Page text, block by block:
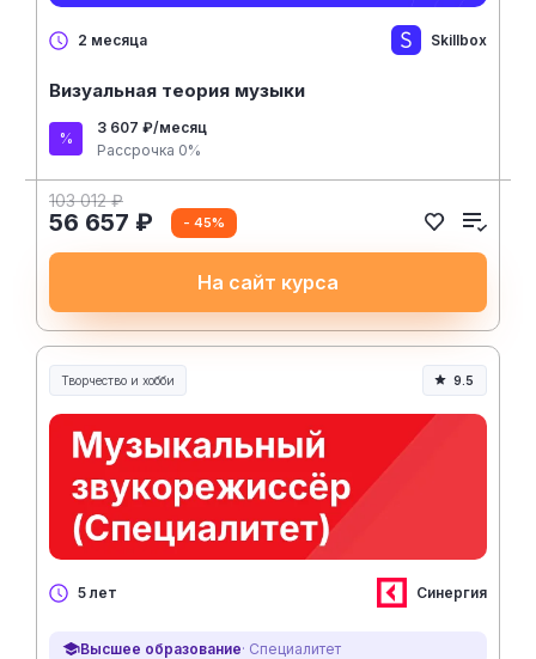
2 месяца Skillbox
Визуальная теория музыки
3 607 ₽/месяц
Рассрочка 0%
103 012 ₽
56 657 ₽ - 45%
На сайт курса
Творчество и хобби
Творчество, контент и хобби
9.5
5 лет Синергия
Высшее образование· Специалитет